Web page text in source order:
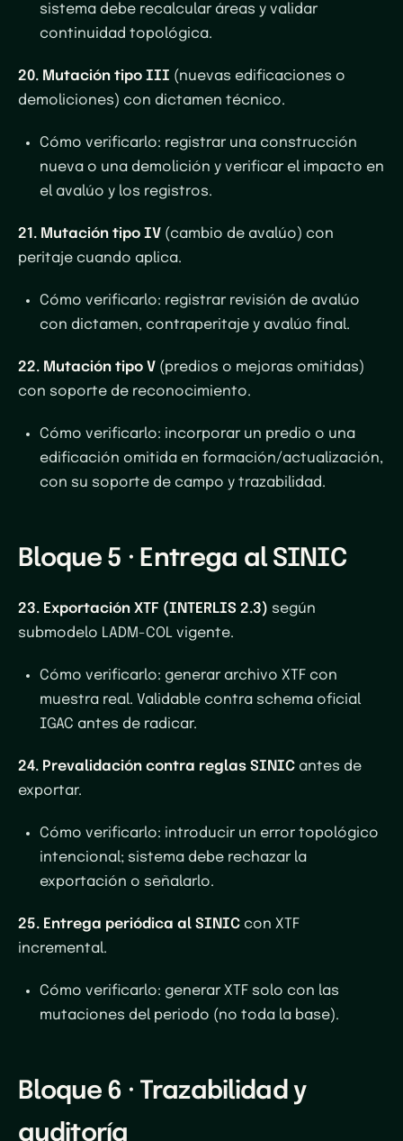
sistema debe recalcular áreas y validar
continuidad topológica.
20. Mutación tipo III (nuevas edificaciones o
demoliciones) con dictamen técnico.
Cómo verificarlo: registrar una construcción
nueva o una demolición y verificar el impacto en
el avalúo y los registros.
21. Mutación tipo IV (cambio de avalúo) con
peritaje cuando aplica.
Cómo verificarlo: registrar revisión de avalúo
con dictamen, contraperitaje y avalúo final.
22. Mutación tipo V (predios o mejoras omitidas)
con soporte de reconocimiento.
Cómo verificarlo: incorporar un predio o una
edificación omitida en formación/actualización,
con su soporte de campo y trazabilidad.
Bloque 5 · Entrega al SINIC
23. Exportación XTF (INTERLIS 2.3) según
submodelo LADM-COL vigente.
Cómo verificarlo: generar archivo XTF con
muestra real. Validable contra schema oficial
IGAC antes de radicar.
24. Prevalidación contra reglas SINIC antes de
exportar.
Cómo verificarlo: introducir un error topológico
intencional; sistema debe rechazar la
exportación o señalarlo.
25. Entrega periódica al SINIC con XTF
incremental.
Cómo verificarlo: generar XTF solo con las
mutaciones del periodo (no toda la base).
Bloque 6 · Trazabilidad y
auditoría